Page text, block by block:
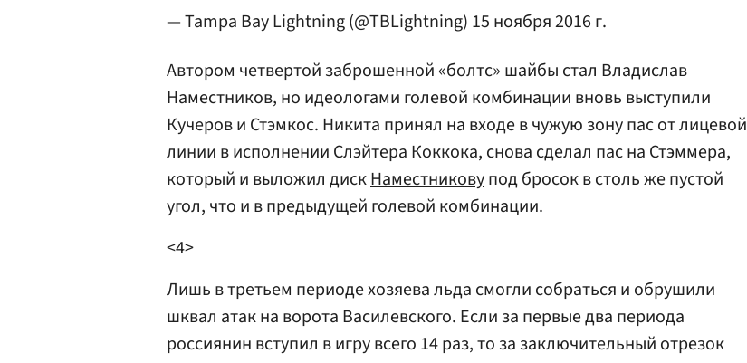
— Tampa Bay Lightning (@TBLightning) 15 ноября 2016 г.
Автором четвертой заброшенной «болтс» шайбы стал Владислав
Наместников, но идеологами голевой комбинации вновь выступили
Кучеров и Стэмкос. Никита принял на входе в чужую зону пас от лицевой
линии в исполнении Слэйтера Коккока, снова сделал пас на Стэммера,
который и выложил дискНаместниковупод бросок в столь же пустой
угол, что и в предыдущей голевой комбинации.
<4>
Лишь в третьем периоде хозяева льда смогли собраться и обрушили
шквал атак на ворота Василевского. Если за первые два периода
россиянин вступил в игру всего 14 раз, то за заключительный отрезок